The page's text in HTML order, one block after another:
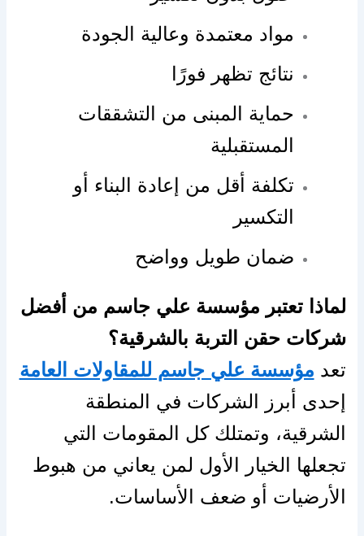
مواد معتمدة وعالية الجودة
نتائج تظهر فورًا
حماية المبنى من التشققات
المستقبلية
تكلفة أقل من إعادة البناء أو
التكسير
ضمان طويل وواضح
لماذا تعتبر مؤسسة علي جاسم من أفضل
شركات حقن التربة بالشرقية؟
تعد مؤسسة علي جاسم للمقاولات العامة
إحدى أبرز الشركات في المنطقة
الشرقية، وتمتلك كل المقومات التي
تجعلها الخيار الأول لمن يعاني من هبوط
الأرضيات أو ضعف الأساسات.